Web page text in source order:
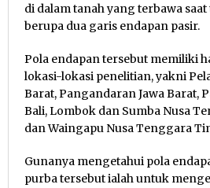
di dalam tanah yang terbawa
berupa dua garis endapan pasir.
Pola endapan tersebut memiliki
lokasi-lokasi penelitian, yakni
Barat, Pangandaran Jawa Barat,
Bali, Lombok dan Sumba Nusa
dan Waingapu Nusa Tenggara
Gunanya mengetahui pola
purba tersebut ialah untuk